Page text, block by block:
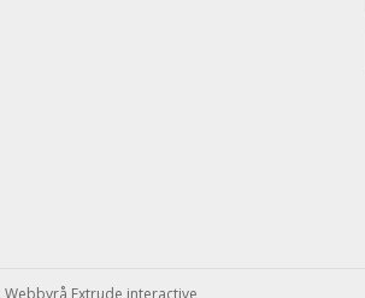
Webbyrå Extrude interactive